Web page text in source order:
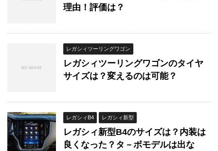
理由！評価は？
レガシィツーリングワゴン
レガシィツーリングワゴンのタイヤ
サイズは？変えるのは可能？
レガシィB4 レガシィ新型
レガシィ新型B4のサイズは？内装は
良くなった？タ－ボモデルは出な